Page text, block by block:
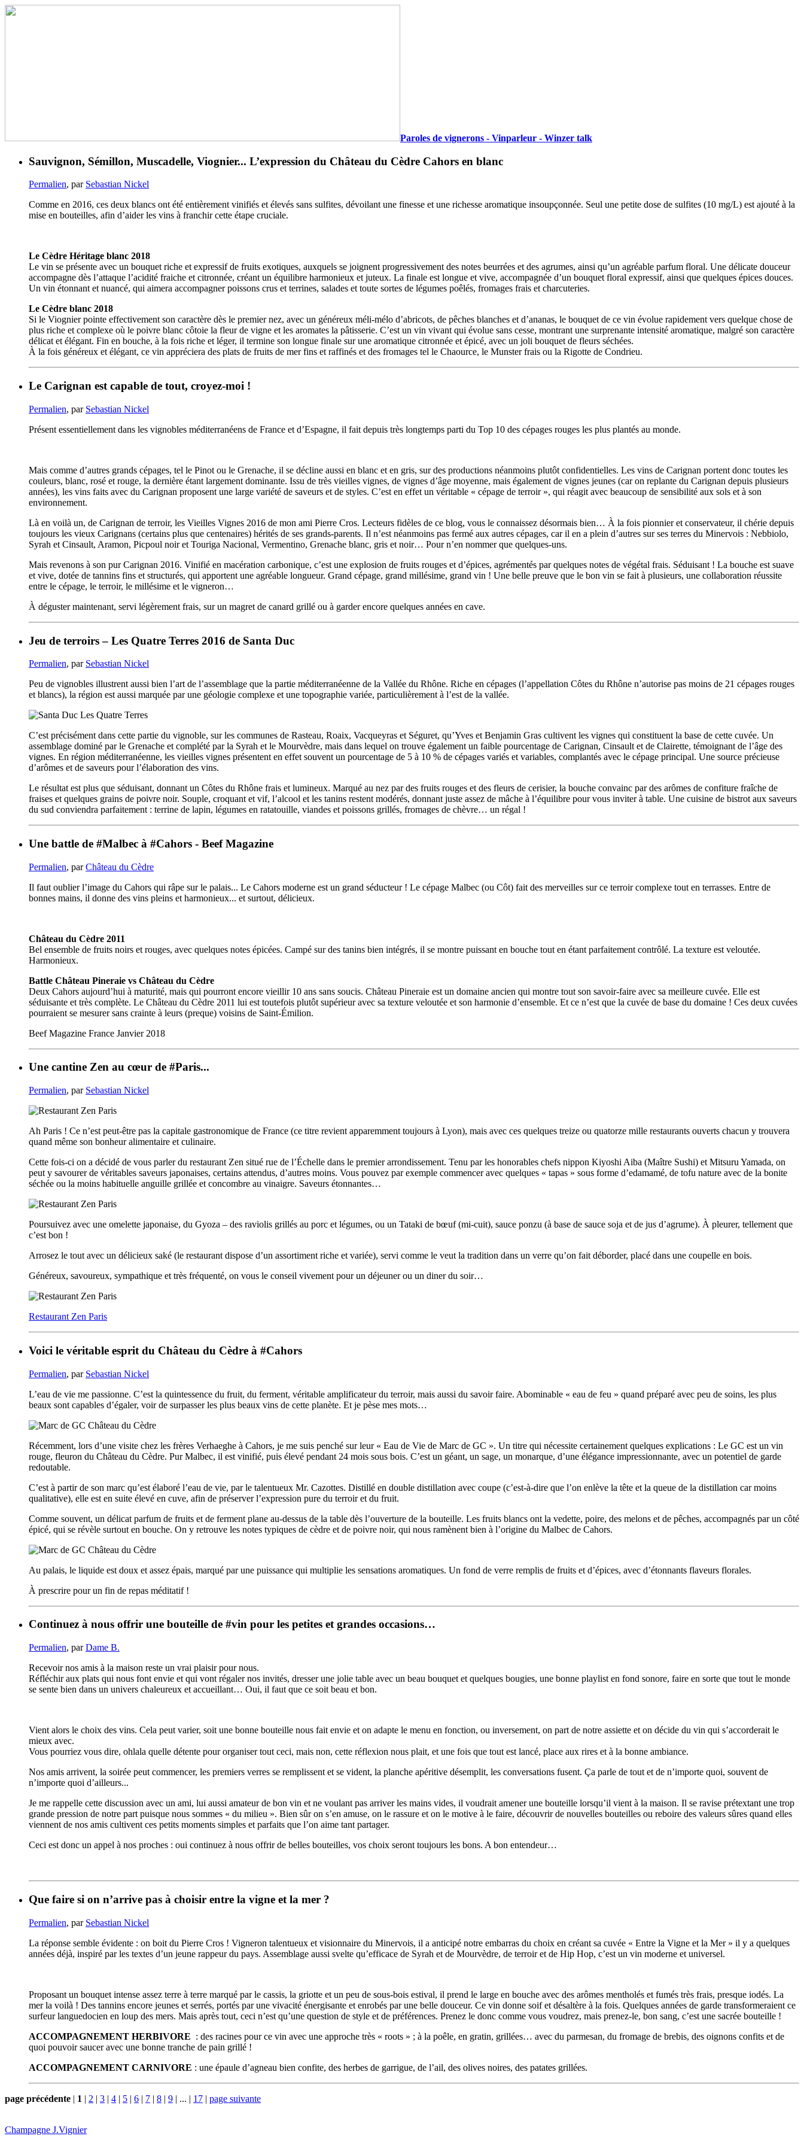
Paroles de vignerons - Vinparleur - Winzer talk
Sauvignon, Sémillon, Muscadelle, Viognier... L’expression du Château du Cèdre Cahors en blanc
Permalien, par Sebastian Nickel
Comme en 2016, ces deux blancs ont été entièrement vinifiés et élevés sans sulfites, dévoilant une finesse et une richesse aromatique insoupçonnée. Seul une petite dose de sulfites (10 mg/L) est ajouté à la
mise en bouteilles, afin d’aider les vins à franchir cette étape cruciale.
Le Cèdre Héritage blanc 2018
Le vin se présente avec un bouquet riche et expressif de fruits exotiques, auxquels se joignent progressivement des notes beurrées et des agrumes, ainsi qu’un agréable parfum floral. Une délicate douceur
accompagne dès l’attaque l’acidité fraiche et citronnée, créant un équilibre harmonieux et juteux. La finale est longue et vive, accompagnée d’un bouquet floral expressif, ainsi que quelques épices douces.
Un vin étonnant et nuancé, qui aimera accompagner poissons crus et terrines, salades et toute sortes de légumes poêlés, fromages frais et charcuteries.
Le Cèdre blanc 2018
Si le Viognier pointe effectivement son caractère dès le premier nez, avec un généreux méli-mélo d’abricots, de pêches blanches et d’ananas, le bouquet de ce vin évolue rapidement vers quelque chose de
plus riche et complexe où le poivre blanc côtoie la fleur de vigne et les aromates la pâtisserie. C’est un vin vivant qui évolue sans cesse, montrant une surprenante intensité aromatique, malgré son caractère
délicat et élégant. Fin en bouche, à la fois riche et léger, il termine son longue finale sur une aromatique citronnée et épicé, avec un joli bouquet de fleurs séchées.
À la fois généreux et élégant, ce vin appréciera des plats de fruits de mer fins et raffinés et des fromages tel le Chaource, le Munster frais ou la Rigotte de Condrieu.
Le Carignan est capable de tout, croyez-moi !
Permalien, par Sebastian Nickel
Présent essentiellement dans les vignobles méditerranéens de France et d’Espagne, il fait depuis très longtemps parti du Top 10 des cépages rouges les plus plantés au monde.
Mais comme d’autres grands cépages, tel le Pinot ou le Grenache, il se décline aussi en blanc et en gris, sur des productions néanmoins plutôt confidentielles. Les vins de Carignan portent donc toutes les
couleurs, blanc, rosé et rouge, la dernière étant largement dominante. Issu de très vieilles vignes, de vignes d’âge moyenne, mais également de vignes jeunes (car on replante du Carignan depuis plusieurs
années), les vins faits avec du Carignan proposent une large variété de saveurs et de styles. C’est en effet un véritable « cépage de terroir », qui réagit avec beaucoup de sensibilité aux sols et à son
environnement.
Là en voilà un, de Carignan de terroir, les Vieilles Vignes 2016 de mon ami Pierre Cros. Lecteurs fidèles de ce blog, vous le connaissez désormais bien… À la fois pionnier et conservateur, il chérie depuis
toujours les vieux Carignans (certains plus que centenaires) hérités de ses grands-parents. Il n’est néanmoins pas fermé aux autres cépages, car il en a plein d’autres sur ses terres du Minervois : Nebbiolo,
Syrah et Cinsault, Aramon, Picpoul noir et Touriga Nacional, Vermentino, Grenache blanc, gris et noir… Pour n’en nommer que quelques-uns.
Mais revenons à son pur Carignan 2016. Vinifié en macération carbonique, c’est une explosion de fruits rouges et d’épices, agrémentés par quelques notes de végétal frais. Séduisant ! La bouche est suave
et vive, dotée de tannins fins et structurés, qui apportent une agréable longueur. Grand cépage, grand millésime, grand vin ! Une belle preuve que le bon vin se fait à plusieurs, une collaboration réussite
entre le cépage, le terroir, le millésime et le vigneron…
À déguster maintenant, servi légèrement frais, sur un magret de canard grillé ou à garder encore quelques années en cave.
Jeu de terroirs – Les Quatre Terres 2016 de Santa Duc
Permalien, par Sebastian Nickel
Peu de vignobles illustrent aussi bien l’art de l’assemblage que la partie méditerranéenne de la Vallée du Rhône. Riche en cépages (l’appellation Côtes du Rhône n’autorise pas moins de 21 cépages rouges
et blancs), la région est aussi marquée par une géologie complexe et une topographie variée, particulièrement à l’est de la vallée.
C’est précisément dans cette partie du vignoble, sur les communes de Rasteau, Roaix, Vacqueyras et Séguret, qu’Yves et Benjamin Gras cultivent les vignes qui constituent la base de cette cuvée. Un
assemblage dominé par le Grenache et complété par la Syrah et le Mourvèdre, mais dans lequel on trouve également un faible pourcentage de Carignan, Cinsault et de Clairette, témoignant de l’âge des
vignes. En région méditerranéenne, les vieilles vignes présentent en effet souvent un pourcentage de 5 à 10 % de cépages variés et variables, complantés avec le cépage principal. Une source précieuse
d’arômes et de saveurs pour l’élaboration des vins.
Le résultat est plus que séduisant, donnant un Côtes du Rhône frais et lumineux. Marqué au nez par des fruits rouges et des fleurs de cerisier, la bouche convainc par des arômes de confiture fraîche de
fraises et quelques grains de poivre noir. Souple, croquant et vif, l’alcool et les tanins restent modérés, donnant juste assez de mâche à l’équilibre pour vous inviter à table. Une cuisine de bistrot aux saveurs
du sud conviendra parfaitement : terrine de lapin, légumes en ratatouille, viandes et poissons grillés, fromages de chèvre… un régal !
Une battle de #Malbec à #Cahors - Beef Magazine
Permalien, parChâteau du Cèdre
Il faut oublier l’image du Cahors qui râpe sur le palais... Le Cahors moderne est un grand séducteur ! Le cépage Malbec (ou Côt) fait des merveilles sur ce terroir complexe tout en terrasses. Entre de
bonnes mains, il donne des vins pleins et harmonieux... et surtout, délicieux.
Château du Cèdre 2011
Bel ensemble de fruits noirs et rouges, avec quelques notes épicées. Campé sur des tanins bien intégrés, il se montre puissant en bouche tout en étant parfaitement contrôlé. La texture est veloutée.
Harmonieux.
Battle Château Pineraie vs Château du Cèdre
Deux Cahors aujourd’hui à maturité, mais qui pourront encore vieillir 10 ans sans soucis. Château Pineraie est un domaine ancien qui montre tout son savoir-faire avec sa meilleure cuvée. Elle est
séduisante et très complète. Le Château du Cèdre 2011 lui est toutefois plutôt supérieur avec sa texture veloutée et son harmonie d’ensemble. Et ce n’est que la cuvée de base du domaine ! Ces deux cuvées
pourraient se mesurer sans crainte à leurs (preque) voisins de Saint-Émilion.
Beef Magazine France Janvier 2018
Une cantine Zen au cœur de #Paris...
Permalien, par Sebastian Nickel
Ah Paris ! Ce n’est peut-être pas la capitale gastronomique de France (ce titre revient apparemment toujours à Lyon), mais avec ces quelques treize ou quatorze mille restaurants ouverts chacun y trouvera
quand même son bonheur alimentaire et culinaire.
Cette fois-ci on a décidé de vous parler du restaurant Zen situé rue de l’Échelle dans le premier arrondissement. Tenu par les honorables chefs nippon Kiyoshi Aiba (Maître Sushi) et Mitsuru Yamada, on
peut y savourer de véritables saveurs japonaises, certains attendus, d’autres moins. Vous pouvez par exemple commencer avec quelques « tapas » sous forme d’edamamé, de tofu nature avec de la bonite
séchée ou la moins habituelle anguille grillée et concombre au vinaigre. Saveurs étonnantes…
Poursuivez avec une omelette japonaise, du Gyoza – des raviolis grillés au porc et légumes, ou un Tataki de bœuf (mi-cuit), sauce ponzu (à base de sauce soja et de jus d’agrume). À pleurer, tellement que
c’est bon !
Arrosez le tout avec un délicieux saké (le restaurant dispose d’un assortiment riche et variée), servi comme le veut la tradition dans un verre qu’on fait déborder, placé dans une coupelle en bois.
Généreux, savoureux, sympathique et très fréquenté, on vous le conseil vivement pour un déjeuner ou un diner du soir…
Restaurant Zen Paris
Voici le véritable esprit du Château du Cèdre à #Cahors
Permalien, par Sebastian Nickel
L’eau de vie me passionne. C’est la quintessence du fruit, du ferment, véritable amplificateur du terroir, mais aussi du savoir faire. Abominable « eau de feu » quand préparé avec peu de soins, les plus
beaux sont capables d’égaler, voir de surpasser les plus beaux vins de cette planète. Et je pèse mes mots…
Récemment, lors d’une visite chez les frères Verhaeghe à Cahors, je me suis penché sur leur « Eau de Vie de Marc de GC ». Un titre qui nécessite certainement quelques explications : Le GC est un vin
rouge, fleuron du Château du Cèdre. Pur Malbec, il est vinifié, puis élevé pendant 24 mois sous bois. C’est un géant, un sage, un monarque, d’une élégance impressionnante, avec un potentiel de garde
redoutable.
C’est à partir de son marc qu’est élaboré l’eau de vie, par le talentueux Mr. Cazottes. Distillé en double distillation avec coupe (c’est-à-dire que l’on enlève la tête et la queue de la distillation car moins
qualitative), elle est en suite élevé en cuve, afin de préserver l’expression pure du terroir et du fruit.
Comme souvent, un délicat parfum de fruits et de ferment plane au-dessus de la table dès l’ouverture de la bouteille. Les fruits blancs ont la vedette, poire, des melons et de pêches, accompagnés par un côté
épicé, qui se révèle surtout en bouche. On y retrouve les notes typiques de cèdre et de poivre noir, qui nous ramènent bien à l’origine du Malbec de Cahors.
Au palais, le liquide est doux et assez épais, marqué par une puissance qui multiplie les sensations aromatiques. Un fond de verre remplis de fruits et d’épices, avec d’étonnants flaveurs florales.
À prescrire pour un fin de repas méditatif !
Continuez à nous offrir une bouteille de #vin pour les petites et grandes occasions…
Permalien, parDame B.
Recevoir nos amis à la maison reste un vrai plaisir pour nous.
Réfléchir aux plats qui nous font envie et qui vont régaler nos invités, dresser une jolie table avec un beau bouquet et quelques bougies, une bonne playlist en fond sonore, faire en sorte que tout le monde
se sente bien dans un univers chaleureux et accueillant… Oui, il faut que ce soit beau et bon.
Vient alors le choix des vins. Cela peut varier, soit une bonne bouteille nous fait envie et on adapte le menu en fonction, ou inversement, on part de notre assiette et on décide du vin qui s’accorderait le
mieux avec.
Vous pourriez vous dire, ohlala quelle détente pour organiser tout ceci, mais non, cette réflexion nous plait, et une fois que tout est lancé, place aux rires et à la bonne ambiance.
Nos amis arrivent, la soirée peut commencer, les premiers verres se remplissent et se vident, la planche apéritive désemplit, les conversations fusent. Ça parle de tout et de n’importe quoi, souvent de
n’importe quoi d’ailleurs...
Je me rappelle cette discussion avec un ami, lui aussi amateur de bon vin et ne voulant pas arriver les mains vides, il voudrait amener une bouteille lorsqu’il vient à la maison. Il se ravise prétextant une trop
grande pression de notre part puisque nous sommes « du milieu ». Bien sûr on s’en amuse, on le rassure et on le motive à le faire, découvrir de nouvelles bouteilles ou reboire des valeurs sûres quand elles
viennent de nos amis cultivent ces petits moments simples et parfaits que l’on aime tant partager.
Ceci est donc un appel à nos proches : oui continuez à nous offrir de belles bouteilles, vos choix seront toujours les bons. A bon entendeur…
Que faire si on n’arrive pas à choisir entre la vigne et la mer ?
Permalien, par Sebastian Nickel
La réponse semble évidente : on boit du Pierre Cros ! Vigneron talentueux et visionnaire du Minervois, il a anticipé notre embarras du choix en créant sa cuvée « Entre la Vigne et la Mer » il y a quelques
années déjà, inspiré par les textes d’un jeune rappeur du pays. Assemblage aussi svelte qu’efficace de Syrah et de Mourvèdre, de terroir et de Hip Hop, c’est un vin moderne et universel.
Proposant un bouquet intense assez terre à terre marqué par le cassis, la griotte et un peu de sous-bois estival, il prend le large en bouche avec des arômes mentholés et fumés très frais, presque iodés. La
mer la voilà ! Des tannins encore jeunes et serrés, portés par une vivacité énergisante et enrobés par une belle douceur. Ce vin donne soif et désaltère à la fois. Quelques années de garde transformeraient ce
surfeur languedocien en loup des mers. Mais après tout, ceci n’est qu’une question de style et de préférences. Prenez le donc comme vous voudrez, mais prenez-le, bon sang, c’est une sacrée bouteille !
ACCOMPAGNEMENT HERBIVORE : des racines pour ce vin avec une approche très « roots » ; à la poêle, en gratin, grillées… avec du parmesan, du fromage de brebis, des oignons confits et de
quoi pouvoir saucer avec une bonne tranche de pain grillé !
ACCOMPAGNEMENT CARNIVORE : une épaule d’agneau bien confite, des herbes de garrigue, de l’ail, des olives noires, des patates grillées.
page précédente | 1 | 2 | 3 | 4 | 5 | 6 | 7 | 8 | 9 | ... | 17 | page suivante
Champagne J.Vignier